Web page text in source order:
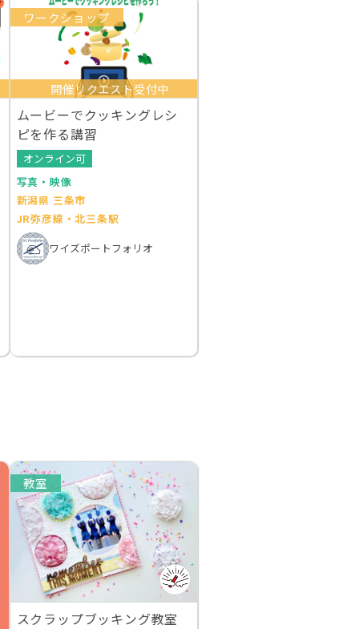
ワークショップ
開催リクエスト受付中
ムービーでクッキングレシ
ピを作る講習
オンライン可
写真・映像
新潟県 三条市
JR弥彦線・北三条駅
ワイズポートフォリオ
教室
スクラップブッキング教室